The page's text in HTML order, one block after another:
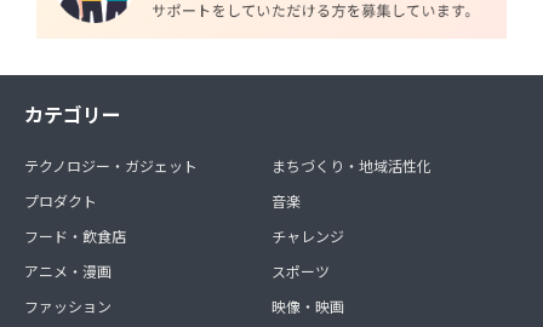
カテゴリー
テクノロジー・ガジェット
プロダクト
フード・飲食店
アニメ・漫画
ファッション
まちづくり・地域活性化
音楽
チャレンジ
スポーツ
映像・映画